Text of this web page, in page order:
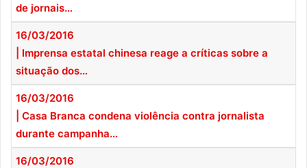
de jornais…
16/03/2016
| Imprensa estatal chinesa reage a críticas sobre a
situação dos…
16/03/2016
| Casa Branca condena violência contra jornalista
durante campanha…
16/03/2016